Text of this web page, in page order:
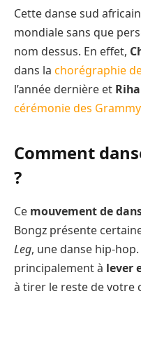
Cette danse sud
mondiale sans que
nom dessus. En effet,
dans la chorégraphie
l’année dernière et
cérémonie des
Comment
?
Ce mouvement de
Bongz présente
Leg, une danse hip-
principalement à lever
à tirer le reste de votre